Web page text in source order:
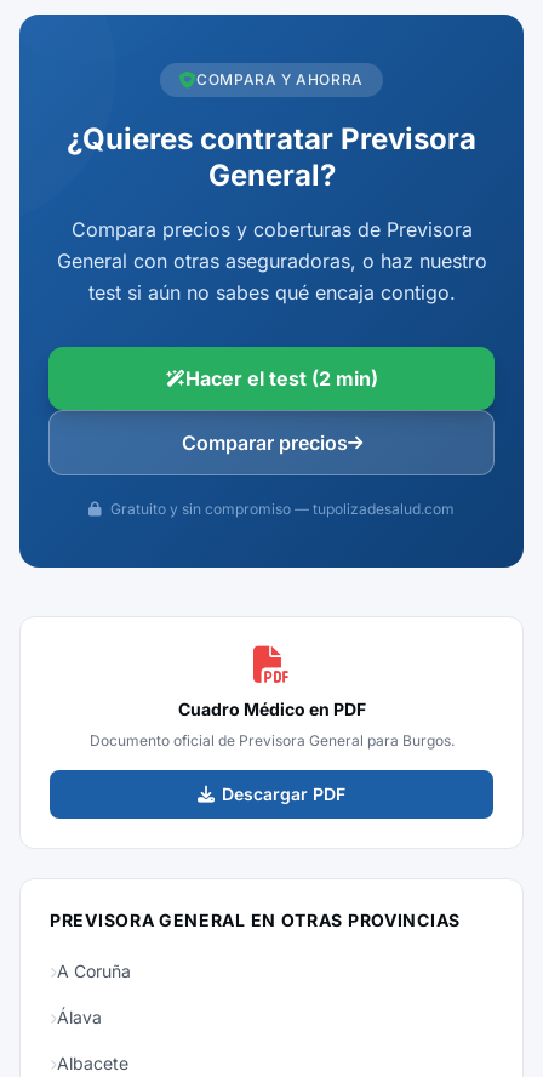
COMPARA Y AHORRA
¿Quieres contratar Previsora
General?
Compara precios y coberturas de Previsora
General con otras aseguradoras, o haz nuestro
test si aún no sabes qué encaja contigo.
Hacer el test (2 min)
Comparar precios
Gratuito y sin compromiso — tupolizadesalud.com
Cuadro Médico en PDF
Documento oficial de Previsora General para Burgos.
Descargar PDF
PREVISORA GENERAL EN OTRAS PROVINCIAS
A Coruña
Álava
Albacete